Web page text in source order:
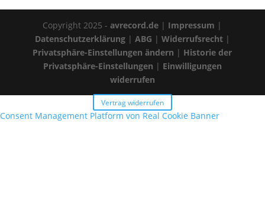
Copyright 2025 -avrecord.de | Impressum |
Datenschutzerklärung| ABG | Widerrufsrecht|
Privatsphäre-Einstellungen ändern | Historie der
Privatsphäre-Einstellungen | Einwilligungen
widerrufen
Vertrag widerrufen
Consent Management Platform von Real Cookie Banner